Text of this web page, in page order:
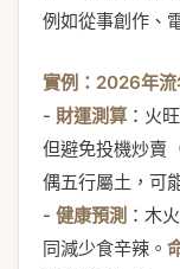
例如從事創作、
實例：2026年
- 財運測算 ：火
但避免投機炒賣
偶五行屬土，可
- 健康預測 ：木
同減少食辛辣。